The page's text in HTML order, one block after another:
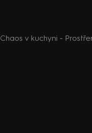
Chaos v kuchyni -